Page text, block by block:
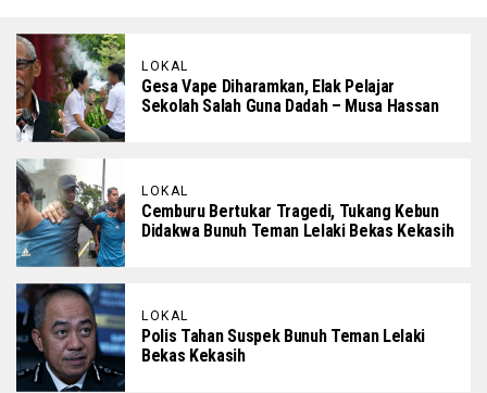
LOKAL
Gesa Vape Diharamkan, Elak Pelajar
Sekolah Salah Guna Dadah – Musa Hassan
LOKAL
Cemburu Bertukar Tragedi, Tukang Kebun
Didakwa Bunuh Teman Lelaki Bekas Kekasih
LOKAL
Polis Tahan Suspek Bunuh Teman Lelaki
Bekas Kekasih